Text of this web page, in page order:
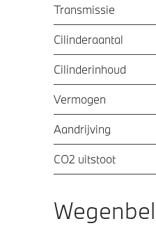
Transmissie
Cilinderaantal
Cilinderinhoud
Vermogen
Aandrijving
CO2 uitstoot